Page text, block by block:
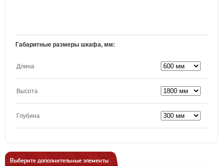
Габаритные размеры шкафа, мм:
Длина
Высота
Глубина
Выберите дополнительные элементы